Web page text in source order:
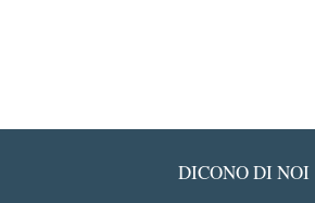
DICONO DI NOI